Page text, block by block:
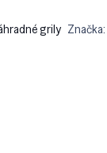
grily Značka: